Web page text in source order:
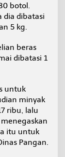
botol.
dia dibatasi
5 kg.
beras
dibatasi 1
untuk
minyak
ribu, lalu
itu untuk
Pangan.